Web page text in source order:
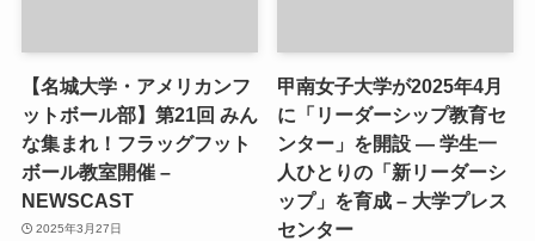
【名城大学・アメリカンフ
ットボール部】第21回 みん
な集まれ！フラッグフット
ボール教室開催 –
NEWSCAST
2025年3月27日
甲南女子大学が2025年4月
に「リーダーシップ教育セ
ンター」を開設 ― 学生一
人ひとりの「新リーダーシ
ップ」を育成 – 大学プレス
センター